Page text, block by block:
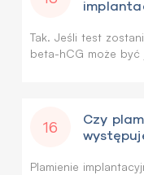
Tak. Jeśli test
beta-hCG może być
16
Czy
Plamienie